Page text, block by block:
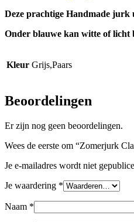
Kant
-
Blauwe
aantal
Deze prachtige Handmade
Onder blauwe kan witte of licht
Kleur Grijs,Paars
Beoordelingen
Er zijn nog geen beoordelingen.
Wees de eerste om “Zomerjurk
Je e-mailadres wordt niet
Je waardering *
Naam *